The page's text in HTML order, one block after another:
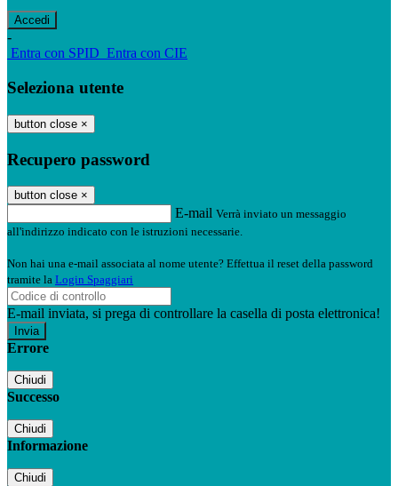
-
Entra con SPID Entra con CIE
Seleziona utente
button close ×
Recupero password
button close ×
E-mail Verrà inviato un messaggio
all'indirizzo indicato con le istruzioni necessarie.
Non hai una e-mail associata al nome utente? Effettua il reset della password
tramite la Login Spaggiari
E-mail inviata, si prega di controllare la casella di posta elettronica!
Errore
Chiudi
Successo
Chiudi
Informazione
Chiudi